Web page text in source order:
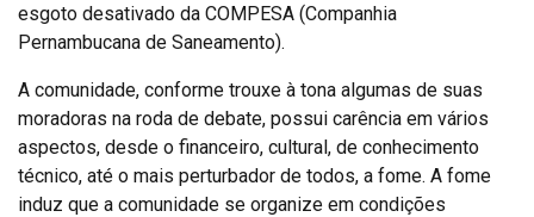
esgoto desativado da COMPESA (Companhia
Pernambucana de Saneamento).
A comunidade, conforme trouxe à tona algumas de suas
moradoras na roda de debate, possui carência em vários
aspectos, desde o financeiro, cultural, de conhecimento
técnico, até o mais perturbador de todos, a fome. A fome
induz que a comunidade se organize em condições